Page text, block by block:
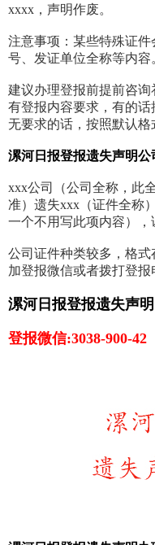
xxxx，声明作废。
注意事项：某些特殊证
号、发证单位全称等内容
建议办理登报前提前咨
有登报内容要求，有的话
无要求的话，按照默认格
漯河日报登报遗失声明公
xxx公司（公司全称，此
准）遗失xxx（证件全称
一个不用写此项内容），
公司证件种类较多，格
加登报微信或者拨打登报
漯河日报登报遗失声
登报微信:3038-900-42